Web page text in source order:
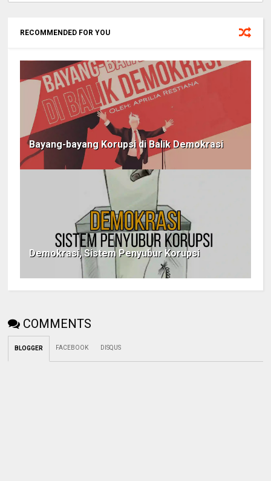
RECOMMENDED FOR YOU
Bayang-bayang Korupsi di Balik Demokrasi
Demokrasi, Sistem Penyubur Korupsi
COMMENTS
BLOGGER FACEBOOK DISQUS